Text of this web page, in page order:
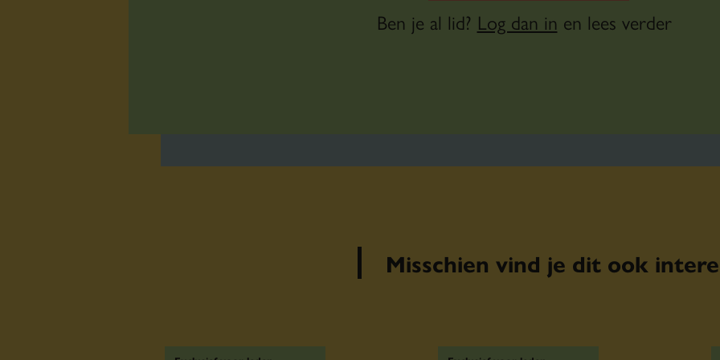
vragen om een tekst te schrijven voor de
Ben je al lid? Log dan in en lees verder
Misschien vind je dit ook